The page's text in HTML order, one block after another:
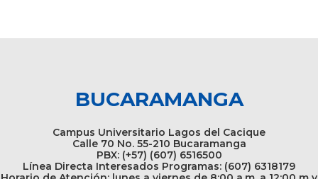
BUCARAMANGA
Campus Universitario Lagos del Cacique
Calle 70 No. 55-210 Bucaramanga
PBX: (+57) (607) 6516500
Línea Directa Interesados Programas: (607) 6318179